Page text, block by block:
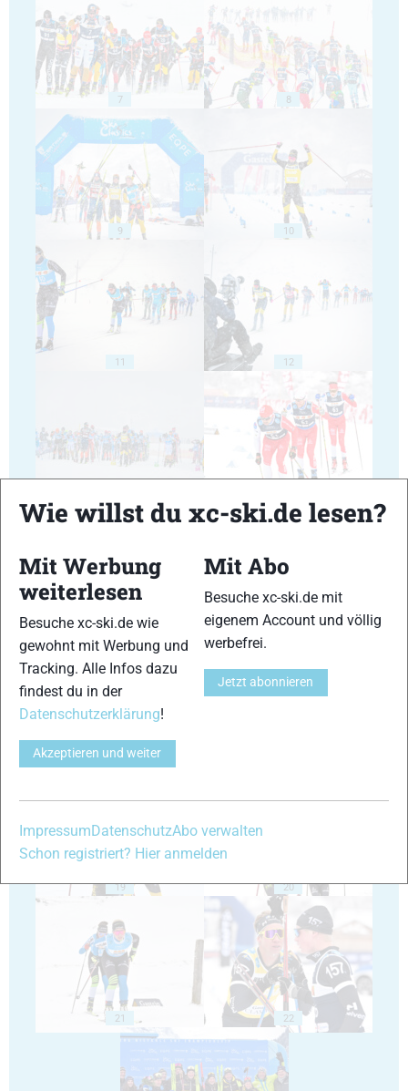
7 8
9 10
11 12
15 16
17
19 20
21 22
Wie willst du xc-ski.de lesen?
Mit Werbung
weiterlesen
Besuche xc-ski.de wie
gewohnt mit Werbung und
Tracking. Alle Infos dazu
findest du in der
Datenschutzerklärung!
Akzeptieren und weiter
Mit Abo
Besuche xc-ski.de mit
eigenem Account und völlig
werbefrei.
Jetzt abonnieren
Impressum DatenschutzAbo verwalten
Schon registriert? Hier anmelden